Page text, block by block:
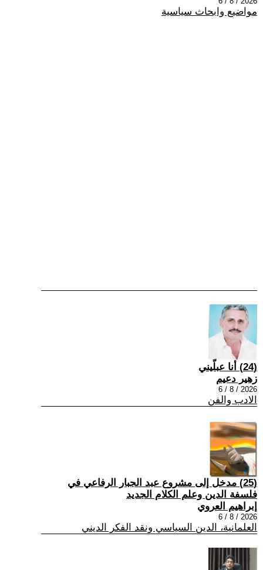
مواضيع وابحاث سياسية
(24) أنا عبلّيني
زهير دعيم
2026 / 8 / 6
الادب والفن
(25) مدخل إلى مشروع عبد الجبار الرفاعي في
فلسفة الدين وعلم الكلام الجديد
إبراهيم العروي
2026 / 8 / 6
العلمانية، الدين السياسي ونقد الفكر الديني